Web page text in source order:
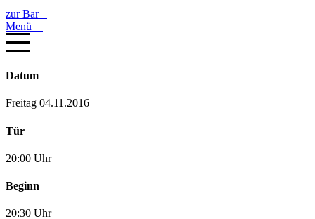
zur Bar
Menü
Datum
Freitag 04.11.2016
Tür
20:00 Uhr
Beginn
20:30 Uhr